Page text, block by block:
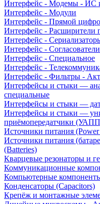
Интерфейс - Модемы - ИС
Интерфейс - Модули
Интерфейс - Прямой
Интерфейс - Расширители
Интерфейс -
Интерфейс -
Интерфейс - Специальное
Интерфейс -
Интерфейс - Фильтры -
Интерфейсы и стыки —
специальные
Интерфейсы и стыки —
Интерфейсы и стыки —
приёмопередатчики
Источники питания (Power
Источники питания
(Batteries)
Кварцевые резонаторы и
Коммуникационные
Компьютерные
Конденсаторы (Capacitors)
Крепёж и монтажные